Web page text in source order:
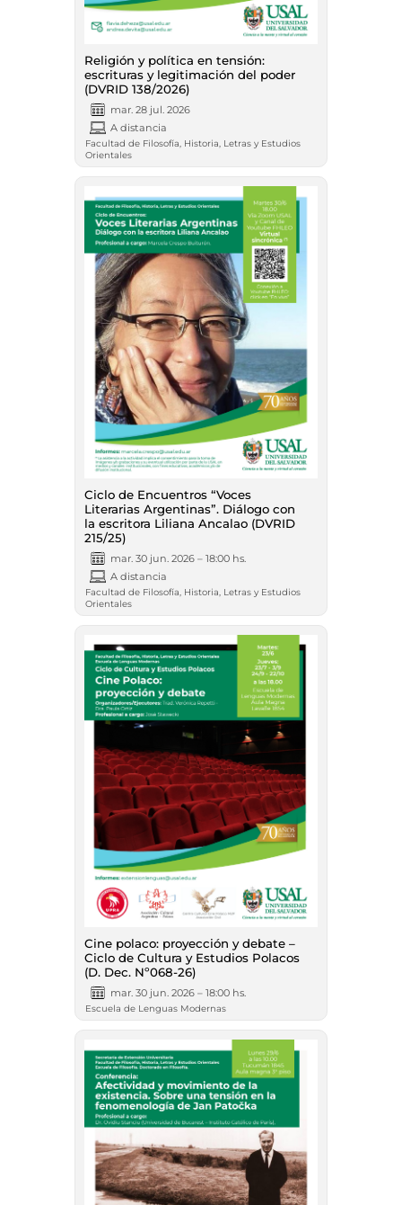
Religión y política en tensión:
escrituras y legitimación del poder
(DVRID 138/2026)
mar. 28 jul. 2026
A distancia
Facultad de Filosofía, Historia, Letras y Estudios
Orientales
Ciclo de Encuentros “Voces
Literarias Argentinas”. Diálogo con
la escritora Liliana Ancalao (DVRID
215/25)
mar. 30 jun. 2026 – 18:00 hs.
A distancia
Facultad de Filosofía, Historia, Letras y Estudios
Orientales
Cine polaco: proyección y debate –
Ciclo de Cultura y Estudios Polacos
(D. Dec. Nº068-26)
mar. 30 jun. 2026 – 18:00 hs.
Escuela de Lenguas Modernas